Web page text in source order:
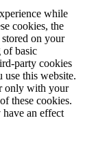
while
cookies, the
stored on your
of basic
party cookies
use this website.
only with your
these cookies.
an effect